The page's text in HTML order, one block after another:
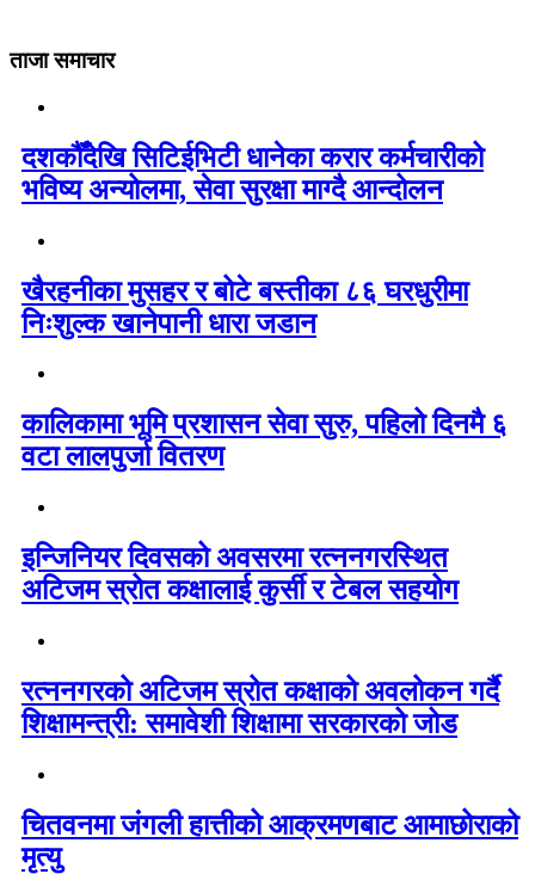
ताजा समाचार
दशकौँदेखि सिटिईभिटी धानेका करार कर्मचारीको
भविष्य अन्योलमा, सेवा सुरक्षा माग्दै आन्दोलन
खैरहनीका मुसहर र बोटे बस्तीका ८६ घरधुरीमा
निःशुल्क खानेपानी धारा जडान
कालिकामा भूमि प्रशासन सेवा सुरु, पहिलो दिनमै ६
वटा लालपुर्जा वितरण
इन्जिनियर दिवसको अवसरमा रत्ननगरस्थित
अटिजम स्रोत कक्षालाई कुर्सी र टेबल सहयोग
रत्ननगरको अटिजम स्रोत कक्षाको अवलोकन गर्दै
शिक्षामन्त्री: समावेशी शिक्षामा सरकारको जोड
चितवनमा जंगली हात्तीको आक्रमणबाट आमाछोराको
मृत्यु